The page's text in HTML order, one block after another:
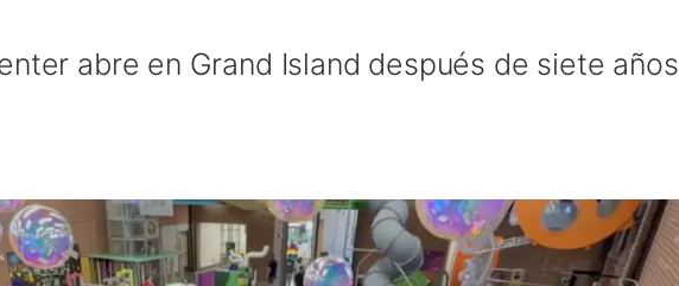
abre en Grand Island después de siete años